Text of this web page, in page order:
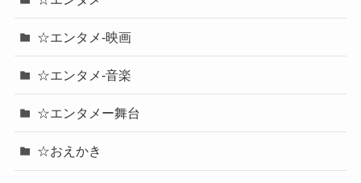
☆エンタメ-映画
☆エンタメ-音楽
☆エンタメー舞台
☆おえかき